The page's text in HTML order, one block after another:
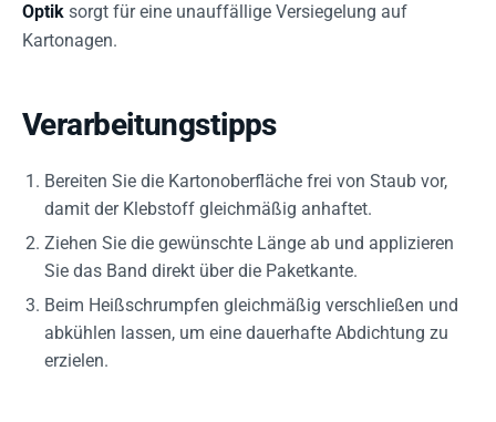
Optik sorgt für eine unauffällige Versiegelung auf
Kartonagen.
Verarbeitungstipps
Bereiten Sie die Kartonoberfläche frei von Staub vor,
damit der Klebstoff gleichmäßig anhaftet.
Ziehen Sie die gewünschte Länge ab und applizieren
Sie das Band direkt über die Paketkante.
Beim Heißschrumpfen gleichmäßig verschließen und
abkühlen lassen, um eine dauerhafte Abdichtung zu
erzielen.